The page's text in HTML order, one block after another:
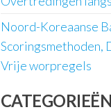
Noord-Koreaanse
Scoringsmethoden,
Vrije worpregels
CATEGORIEËN